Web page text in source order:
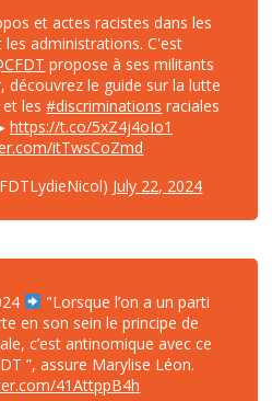
et actes racistes dans les
les administrations. C'est
propose à ses militants
découvrez le guide sur la lutte
et les#discriminations raciales
https://t.co/5xZ4j4oIo1
itTwsCoZmd
July 22, 2024
"Lorsque l’on a un parti
en son sein le principe de
c’est antinomique avec ce
”, assure Marylise Léon.
41AttppB4h